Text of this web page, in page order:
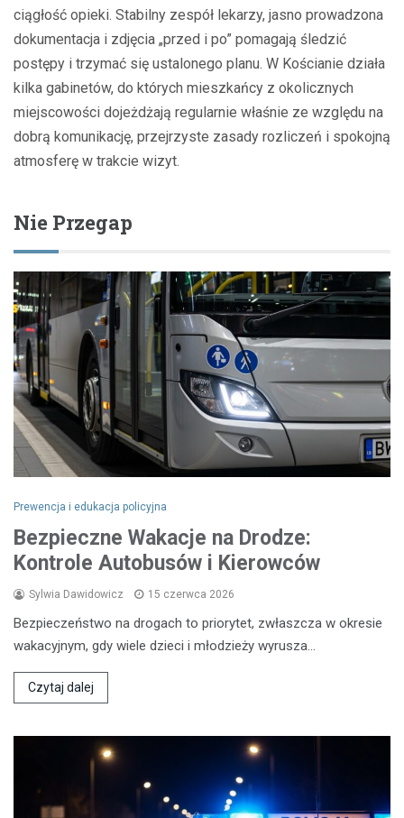
ciągłość opieki. Stabilny zespół lekarzy, jasno prowadzona
dokumentacja i zdjęcia „przed i po” pomagają śledzić
postępy i trzymać się ustalonego planu. W Kościanie działa
kilka gabinetów, do których mieszkańcy z okolicznych
miejscowości dojeżdżają regularnie właśnie ze względu na
dobrą komunikację, przejrzyste zasady rozliczeń i spokojną
atmosferę w trakcie wizyt.
Nie Przegap
Prewencja i edukacja policyjna
Bezpieczne Wakacje na Drodze:
Kontrole Autobusów i Kierowców
Sylwia Dawidowicz 15 czerwca 2026
Bezpieczeństwo na drogach to priorytet, zwłaszcza w okresie
wakacyjnym, gdy wiele dzieci i młodzieży wyrusza…
Czytaj dalej